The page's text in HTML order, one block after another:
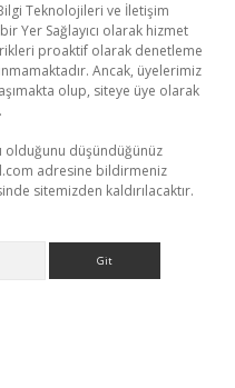
Teknolojileri ve İletişim
Yer Sağlayıcı olarak hizmet
proaktif olarak denetleme
Ancak, üyelerimiz
olup, siteye üye olarak
olduğunu düşündüğünüz
adresine bildirmeniz
sitemizden kaldırılacaktır.